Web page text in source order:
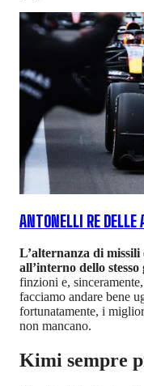
ANTONELLI RE DELLE
L’alternanza di missili
all’interno dello
finzioni e,
facciamo andare bene
fortunatamente, i
non mancano.
Kimi sempre